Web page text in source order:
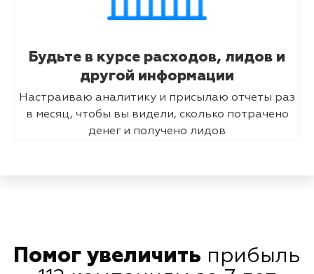
Будьте в курсе расходов, лидов и
другой информации
Настраиваю аналитику и присылаю отчеты раз
в месяц, чтобы вы видели, сколько потрачено
денег и получено лидов
Помог увеличить прибыль